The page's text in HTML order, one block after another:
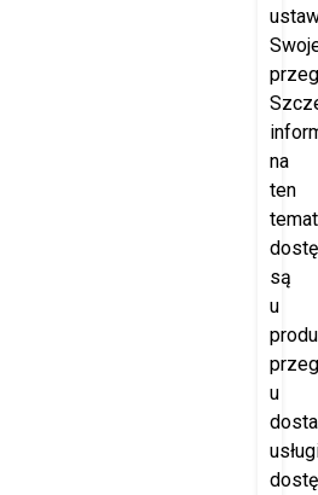
na
ten
temat
są
u
u